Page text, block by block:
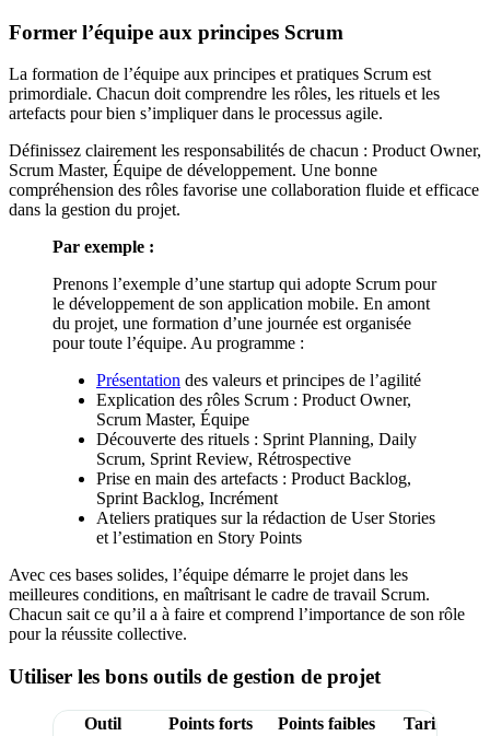
Former l’équipe aux principes Scrum
La formation de l’équipe aux principes et pratiques Scrum est
primordiale. Chacun doit comprendre les rôles, les rituels et les
artefacts pour bien s’impliquer dans le processus agile.
Définissez clairement les responsabilités de chacun : Product Owner,
Scrum Master, Équipe de développement. Une bonne
compréhension des rôles favorise une collaboration fluide et efficace
dans la gestion du projet.
Par exemple :
Prenons l’exemple d’une startup qui adopte Scrum pour
le développement de son application mobile. En amont
du projet, une formation d’une journée est organisée
pour toute l’équipe. Au programme :
Présentation des valeurs et principes de l’agilité
Explication des rôles Scrum : Product Owner,
Scrum Master, Équipe
Découverte des rituels : Sprint Planning, Daily
Scrum, Sprint Review, Rétrospective
Prise en main des artefacts : Product Backlog,
Sprint Backlog, Incrément
Ateliers pratiques sur la rédaction de User Stories
et l’estimation en Story Points
Avec ces bases solides, l’équipe démarre le projet dans les
meilleures conditions, en maîtrisant le cadre de travail Scrum.
Chacun sait ce qu’il a à faire et comprend l’importance de son rôle
pour la réussite collective.
Utiliser les bons outils de gestion de projet
Outil Points forts Points faibles Tarif